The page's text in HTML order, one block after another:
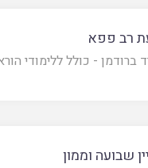
רב פפא
ברודמן - כולל ללימודי
שבועה וממון